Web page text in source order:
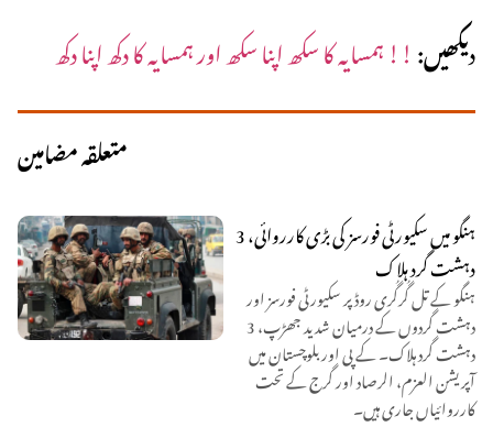
دیکھیں:!! ہمسایہ کا سکھ اپنا سکھ اور ہمسایہ کا دکھ اپنا دکھ
متعلقہ مضامین
ہنگو میں سکیورٹی فورسز کی بڑی کارروائی، 3
دہشت گرد ہلاک
ہنگو کے تل گُرگُری روڈ پر سکیورٹی فورسز اور
دہشت گردوں کے درمیان شدید جھڑپ، 3
دہشت گرد ہلاک۔ کے پی اور بلوچستان میں
آپریشن العزم، الرصاد اور گرج کے تحت
کارروائیاں جاری ہیں۔